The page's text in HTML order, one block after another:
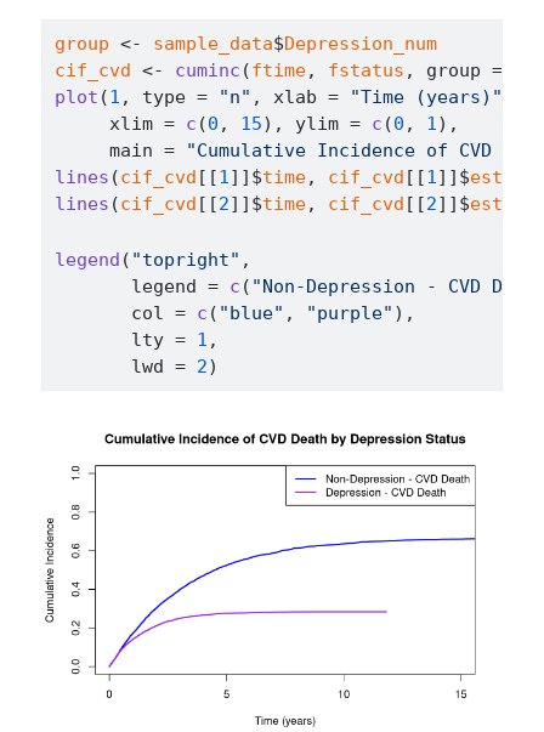
group <- sample_data$Depression_num
cif_cvd <- cuminc (ftime, fstatus , group =
plot (1 , type = "n" , xlab = "Time (years)"
     xlim
= c (0 , 15) , ylim = c (0 , 1) ,
     main
=
"Cumulative Incidence of CVD
lines (cif_cvd [[1] ] $time, cif_cvd [[1] ] $est
lines (cif_cvd [[2] ] $time, cif_cvd [[2] ] $est
legend ( "topright" ,
       legend
= c ( "Non-Depression - CVD
       col
= c ( "blue" , "purple" ) ,
       lty
= 1 ,
       lwd
= 2)